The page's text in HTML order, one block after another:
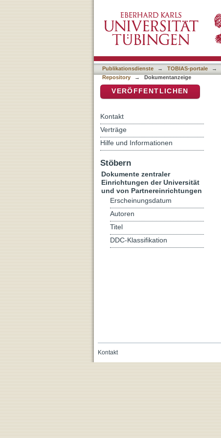
Religionswissenschaft
Publikationsdienste → TOBIAS-portale →
Repository
→ Dokumentanzeige
VERÖFFENTLICHEN
Kontakt
Verträge
Hilfe und Informationen
Stöbern
Dokumente zentraler
Einrichtungen der Universität
und von Partnereinrichtungen
Erscheinungsdatum
Autoren
Titel
DDC-Klassifikation
Kontakt